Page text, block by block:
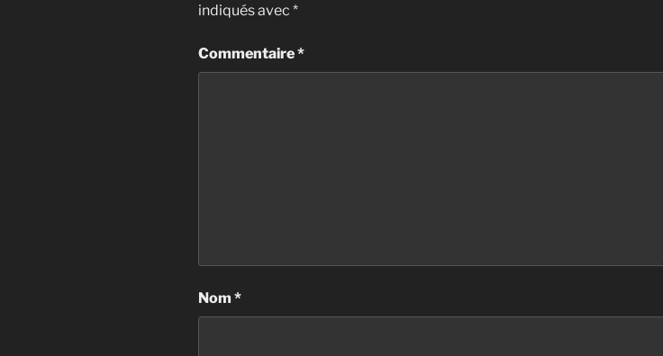
indiqués avec *
Commentaire*
Nom *